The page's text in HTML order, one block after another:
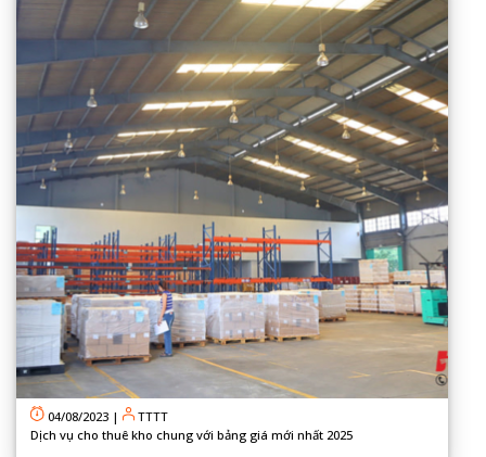
04/08/2023 |
TTTT
Dịch vụ cho thuê kho chung với bảng giá mới nhất 2025